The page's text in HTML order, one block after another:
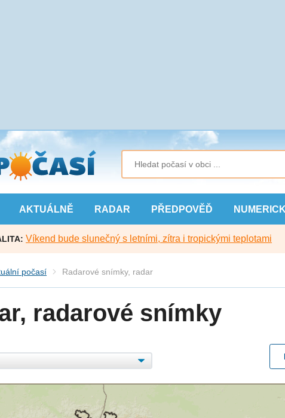
AKTUÁLNĚ RADAR PŘEDPOVĚĎ
Víkend bude slunečný s letními, zítra i tropickými teplotami
počasí Radarové snímky, radar
radarové snímky